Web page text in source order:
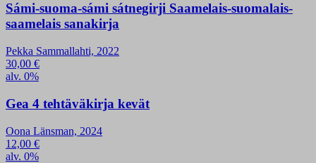
Sámi-suoma-sámi sátnegirji Saamelais-suomalais-
saamelais sanakirja
Pekka Sammallahti, 2022
30,00 €
alv. 0%
Gea 4 tehtäväkirja kevät
Oona Länsman, 2024
12,00 €
alv. 0%